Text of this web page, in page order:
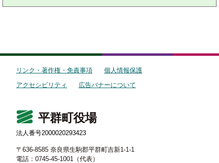
リンク・著作権・免責事項
個人情報保護
アクセシビリティ
広告バナーについて
平群町役場
法人番号2000020293423
〒636-8585 奈良県生駒郡平群町吉新1-1-1
電話：0745-45-1001（代表）